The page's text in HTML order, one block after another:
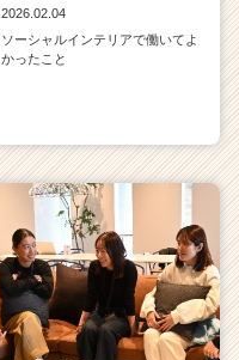
2026.02.04
ソーシャルインテリアで働いてよ
かったこと